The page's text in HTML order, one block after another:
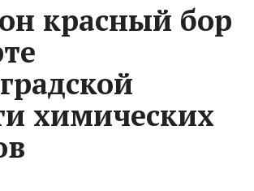
красный бор
химических